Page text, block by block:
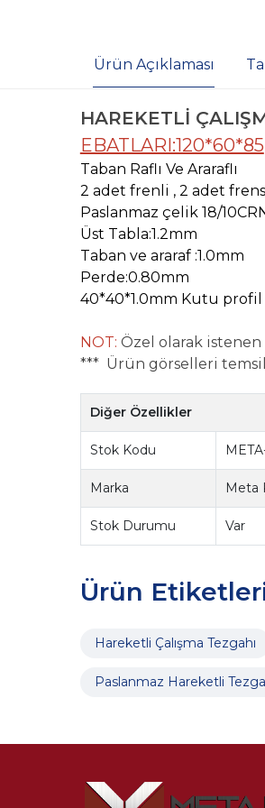
Ürün Açıklaması
HAREKETLİ
EBATLARI:120*60*85
Taban Raflı Ve Araraflı
2 adet frenli , 2 adet
Paslanmaz çelik 18/
Üst Tabla:1.2mm
Taban ve araraf :1.0mm
Perde:0.80mm
40*40*1.0mm Kutu profil
NOT: Özel olarak istenen
*** Ürün görselleri
Diğer Özellikler
Stok Kodu
Marka Meta
Stok Durumu Var
Ürün
Hareketli Çalışma Tezgahı
Paslanmaz Hareketli